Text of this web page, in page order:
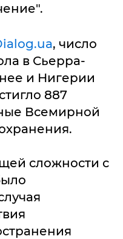
, число
в Сьерра-
и Нигерии
887
Всемирной
сложности с